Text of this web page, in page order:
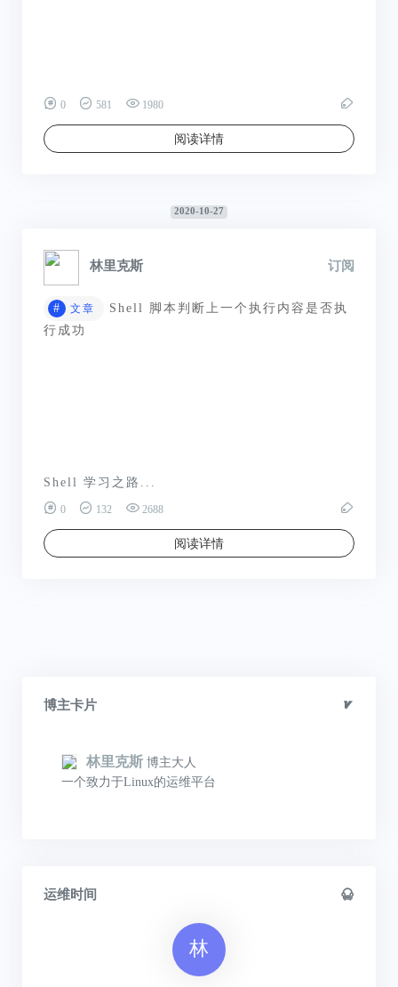
0 581 1980
阅读详情
2020-10-27
林里克斯 订阅
# 文章
Shell 脚本判断上一个执行内容是否执
行成功
Shell 学习之路...
0 132 2688
阅读详情
博主卡片
林里克斯 博主大人
一个致力于Linux的运维平台
运维时间
林